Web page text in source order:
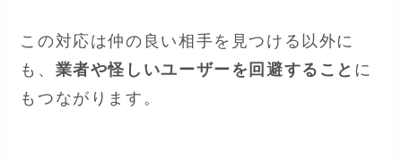
この対応は仲の良い相手を見つける以外に
も、 業者や怪しいユーザーを回避すること に
もつながります。